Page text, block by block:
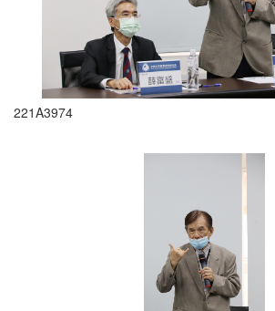
221A3974